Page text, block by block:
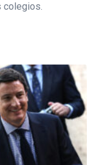
colegios.